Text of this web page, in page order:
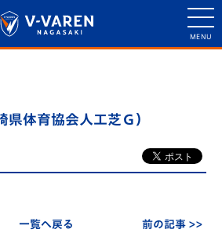
体育協会人工芝Ｇ）
一覧へ戻る 前の記事 >>